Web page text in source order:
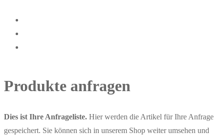
Produkte anfragen
Dies ist Ihre Anfrageliste. Hier werden die Artikel für Ihre Anfrage
gespeichert. Sie können sich in unserem Shop weiter umsehen und